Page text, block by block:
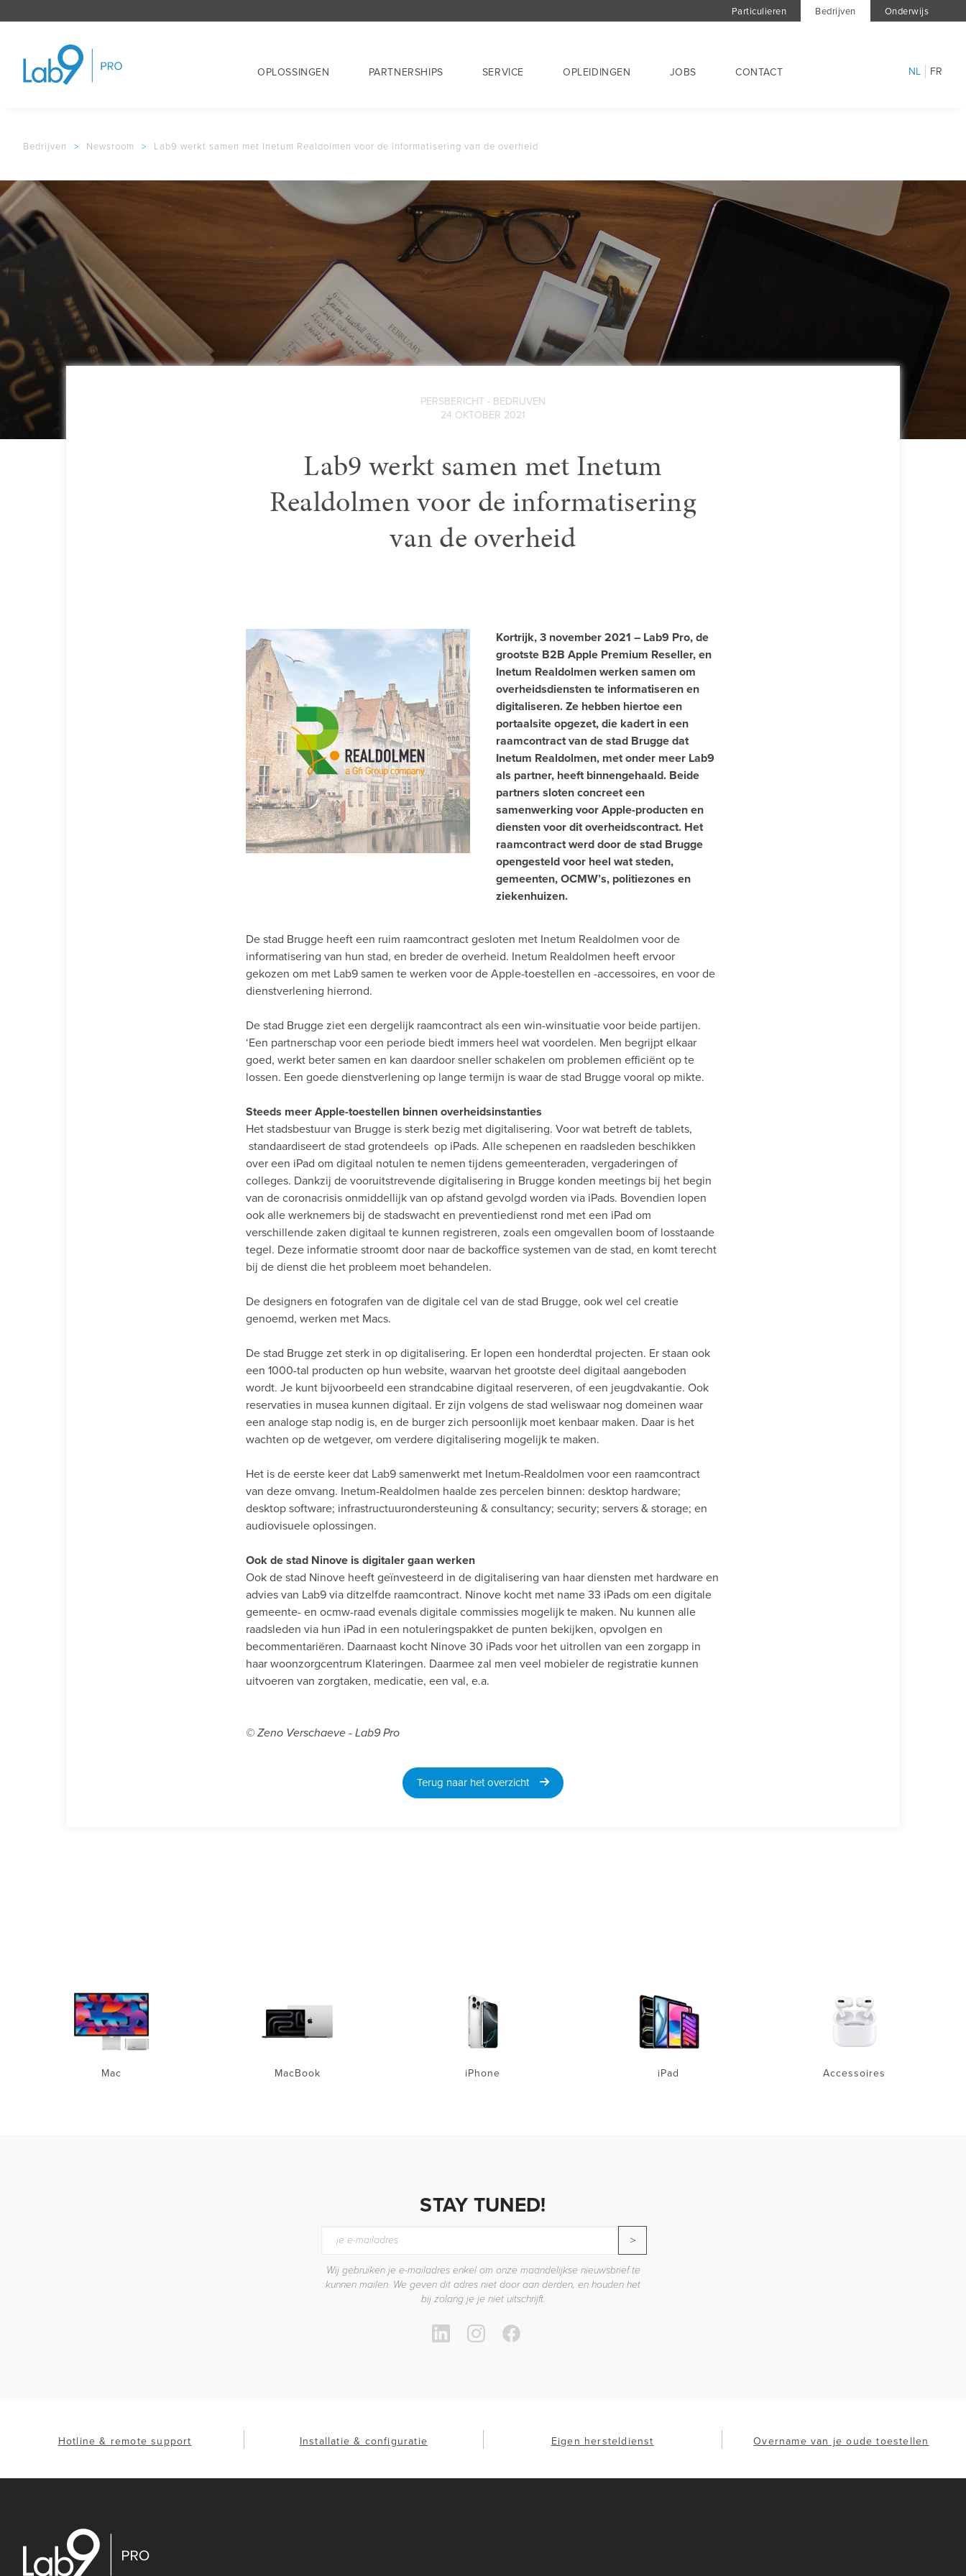
Particulieren Bedrijven Onderwijs
OPLOSSINGEN PARTNERSHIPS SERVICE OPLEIDINGEN JOBS CONTACT NL FR
Bedrijven > Newsroom > Lab9 werkt samen met Inetum Realdolmen voor de informatisering van de overheid
PERSBERICHT - BEDRIJVEN
24 OKTOBER 2021
Lab9 werkt samen met Inetum
Realdolmen voor de informatisering
van de overheid
Kortrijk, 3 november 2021 – Lab9 Pro, de
grootste B2B Apple Premium Reseller, en
Inetum Realdolmen werken samen om
overheidsdiensten te informatiseren en
digitaliseren. Ze hebben hiertoe een
portaalsite opgezet, die kadert in een
raamcontract van de stad Brugge dat
Inetum Realdolmen, met onder meer Lab9
als partner, heeft binnengehaald. Beide
partners sloten concreet een
samenwerking voor Apple-producten en
diensten voor dit overheidscontract. Het
raamcontract werd door de stad Brugge
opengesteld voor heel wat steden,
gemeenten, OCMW’s, politiezones en
ziekenhuizen.
De stad Brugge heeft een ruim raamcontract gesloten met Inetum Realdolmen voor de
informatisering van hun stad, en breder de overheid. Inetum Realdolmen heeft ervoor
gekozen om met Lab9 samen te werken voor de Apple-toestellen en -accessoires, en voor de
dienstverlening hierrond.
De stad Brugge ziet een dergelijk raamcontract als een win-winsituatie voor beide partijen.
‘Een partnerschap voor een periode biedt immers heel wat voordelen. Men begrijpt elkaar
goed, werkt beter samen en kan daardoor sneller schakelen om problemen efficiënt op te
lossen. Een goede dienstverlening op lange termijn is waar de stad Brugge vooral op mikte.
Steeds meer Apple-toestellen binnen overheidsinstanties
Het stadsbestuur van Brugge is sterk bezig met digitalisering. Voor wat betreft de tablets,
standaardiseert de stad grotendeels op iPads. Alle schepenen en raadsleden beschikken
over een iPad om digitaal notulen te nemen tijdens gemeenteraden, vergaderingen of
colleges. Dankzij de vooruitstrevende digitalisering in Brugge konden meetings bij het begin
van de coronacrisis onmiddellijk van op afstand gevolgd worden via iPads. Bovendien lopen
ook alle werknemers bij de stadswacht en preventiedienst rond met een iPad om
verschillende zaken digitaal te kunnen registreren, zoals een omgevallen boom of losstaande
tegel. Deze informatie stroomt door naar de backoffice systemen van de stad, en komt terecht
bij de dienst die het probleem moet behandelen.
De designers en fotografen van de digitale cel van de stad Brugge, ook wel cel creatie
genoemd, werken met Macs.
De stad Brugge zet sterk in op digitalisering. Er lopen een honderdtal projecten. Er staan ook
een 1000-tal producten op hun website, waarvan het grootste deel digitaal aangeboden
wordt. Je kunt bijvoorbeeld een strandcabine digitaal reserveren, of een jeugdvakantie. Ook
reservaties in musea kunnen digitaal. Er zijn volgens de stad weliswaar nog domeinen waar
een analoge stap nodig is, en de burger zich persoonlijk moet kenbaar maken. Daar is het
wachten op de wetgever, om verdere digitalisering mogelijk te maken.
Het is de eerste keer dat Lab9 samenwerkt met Inetum-Realdolmen voor een raamcontract
van deze omvang. Inetum-Realdolmen haalde zes percelen binnen: desktop hardware;
desktop software; infrastructuurondersteuning & consultancy; security; servers & storage; en
audiovisuele oplossingen.
Ook de stad Ninove is digitaler gaan werken
Ook de stad Ninove heeft geïnvesteerd in de digitalisering van haar diensten met hardware en
advies van Lab9 via ditzelfde raamcontract. Ninove kocht met name 33 iPads om een digitale
gemeente- en ocmw-raad evenals digitale commissies mogelijk te maken. Nu kunnen alle
raadsleden via hun iPad in een notuleringspakket de punten bekijken, opvolgen en
becommentariëren. Daarnaast kocht Ninove 30 iPads voor het uitrollen van een zorgapp in
haar woonzorgcentrum Klateringen. Daarmee zal men veel mobieler de registratie kunnen
uitvoeren van zorgtaken, medicatie, een val, e.a.
© Zeno Verschaeve - Lab9 Pro
Terug naar het overzicht
Mac MacBook iPhone iPad Accessoires
STAY TUNED!
>
Wij gebruiken je e-mailadres enkel om onze maandelijkse nieuwsbrief te
kunnen mailen. We geven dit adres niet door aan derden, en houden het
bij zolang je je niet uitschrijft.
Hotline & remote support Installatie & configuratie Eigen hersteldienst Overname van je oude toestellen